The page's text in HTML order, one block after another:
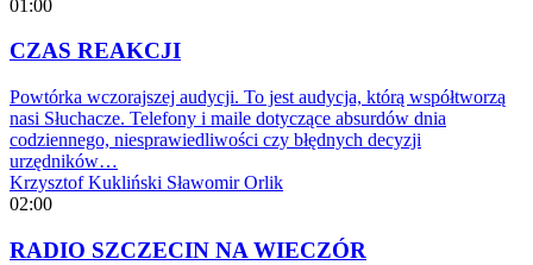
01:00
CZAS REAKCJI
Powtórka wczorajszej audycji. To jest audycja, którą współtworzą
nasi Słuchacze. Telefony i maile dotyczące absurdów dnia
codziennego, niesprawiedliwości czy błędnych decyzji
urzędników…
Krzysztof Kukliński Sławomir Orlik
02:00
RADIO SZCZECIN NA WIECZÓR